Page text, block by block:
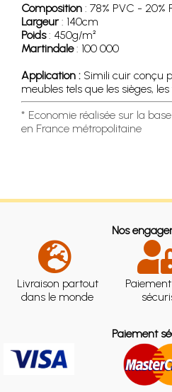
Composition : 78% PVC - 20%
Largeur: 140cm
Poids: 450g/m²
Martindale: 100 000
Application : Simili cuir conçu
meubles tels que les sièges,
* Economie réalisée sur la
en France métropolitaine
Nos
Livraison partout
dans le monde
Paiement
Paiement